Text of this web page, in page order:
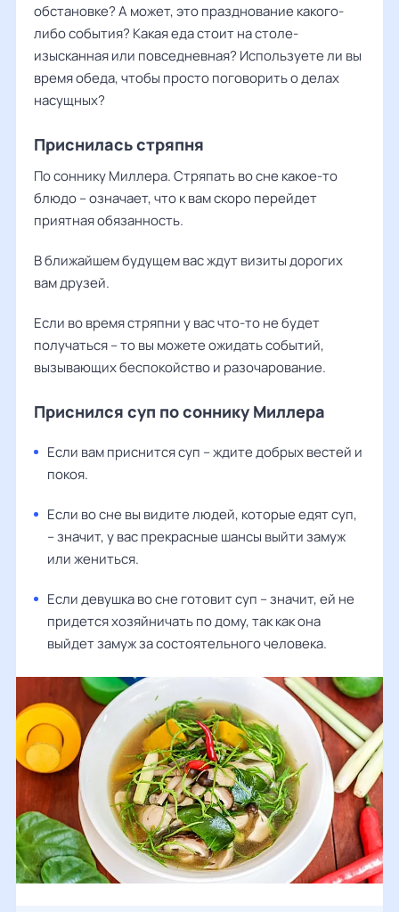
обстановке? А может, это празднование какого-
либо события? Какая еда стоит на столе-
изысканная или повседневная? Используете ли вы
время обеда, чтобы просто поговорить о делах
насущных?
Приснилась стряпня
По соннику Миллера. Стряпать во сне какое-то
блюдо – означает, что к вам скоро перейдет
приятная обязанность.
В ближайшем будущем вас ждут визиты дорогих
вам друзей.
Если во время стряпни у вас что-то не будет
получаться – то вы можете ожидать событий,
вызывающих беспокойство и разочарование.
Приснился суп по соннику Миллера
Если вам приснится суп – ждите добрых вестей и
покоя.
Если во сне вы видите людей, которые едят суп,
– значит, у вас прекрасные шансы выйти замуж
или жениться.
Если девушка во сне готовит суп – значит, ей не
придется хозяйничать по дому, так как она
выйдет замуж за состоятельного человека.